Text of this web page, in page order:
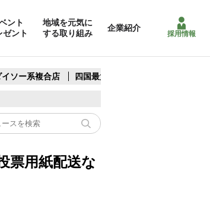
ント
ゼント
地域を元気に
する取り組み
企業紹介
採用情報
イソー系複合店 四国最大スリコ
票用紙配送な